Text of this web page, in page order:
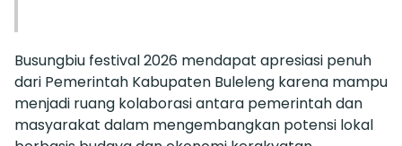
Busungbiu festival 2026 mendapat apresiasi penuh
dari Pemerintah Kabupaten Buleleng karena mampu
menjadi ruang kolaborasi antara pemerintah dan
masyarakat dalam mengembangkan potensi lokal